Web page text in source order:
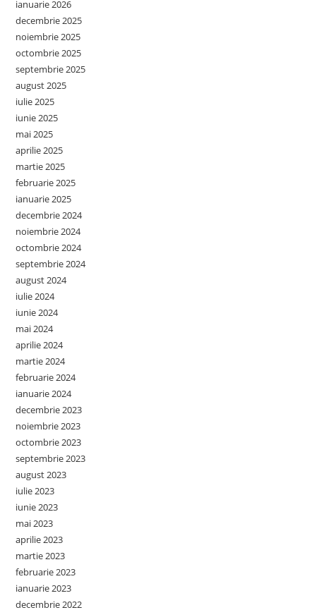
ianuarie 2026
decembrie 2025
noiembrie 2025
octombrie 2025
septembrie 2025
august 2025
iulie 2025
iunie 2025
mai 2025
aprilie 2025
martie 2025
februarie 2025
ianuarie 2025
decembrie 2024
noiembrie 2024
octombrie 2024
septembrie 2024
august 2024
iulie 2024
iunie 2024
mai 2024
aprilie 2024
martie 2024
februarie 2024
ianuarie 2024
decembrie 2023
noiembrie 2023
octombrie 2023
septembrie 2023
august 2023
iulie 2023
iunie 2023
mai 2023
aprilie 2023
martie 2023
februarie 2023
ianuarie 2023
decembrie 2022